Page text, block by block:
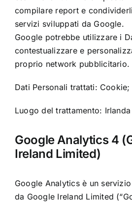
compilare report e
servizi sviluppati da Google.
Google potrebbe utilizzare i
contestualizzare e
proprio network pubblicitario.
Dati Personali trattati:
Luogo del trattamento: Irlanda
Google Analytics 4
Ireland Limited)
Google Analytics è un
da Google Ireland Limited